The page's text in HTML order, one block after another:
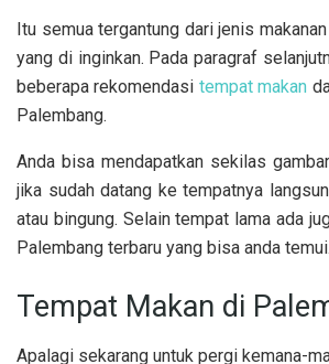
Itu semua tergantung dari jenis
yang di inginkan. Pada paragraf
beberapa rekomendasi tempat makan
Palembang.
Anda bisa mendapatkan sekilas
jika sudah datang ke tempatnya
atau bingung. Selain tempat lama ada
Palembang terbaru yang bisa anda temui.
Tempat Makan di
Apalagi sekarang untuk pergi kemana-